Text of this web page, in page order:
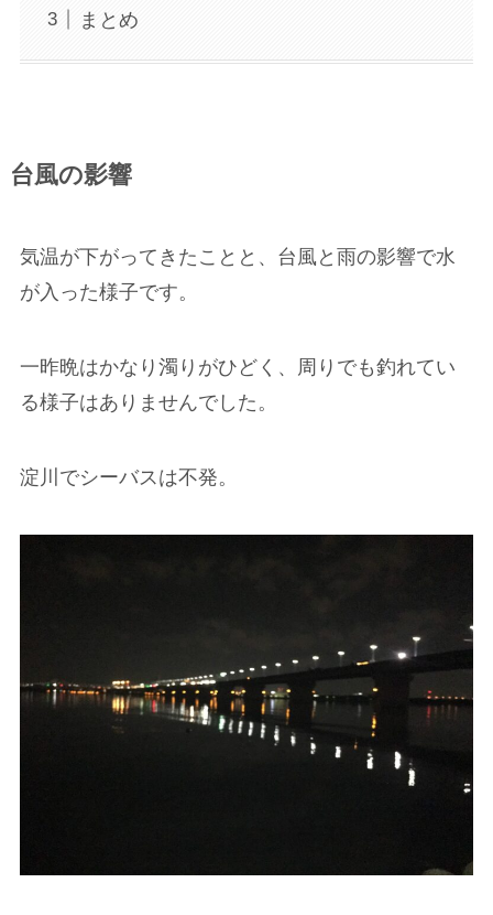
まとめ
台風の影響
気温が下がってきたことと、台風と雨の影響で水
が入った様子です。
一昨晩はかなり濁りがひどく、周りでも釣れてい
る様子はありませんでした。
淀川でシーバスは不発。